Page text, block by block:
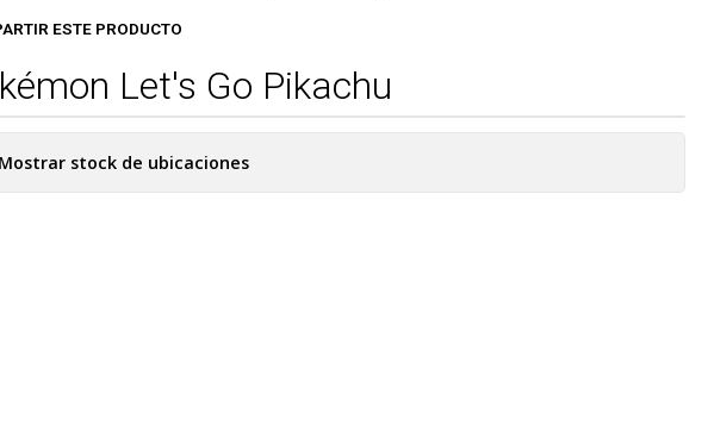
ESTE PRODUCTO
Let's Go Pikachu
Mostrar stock de ubicaciones